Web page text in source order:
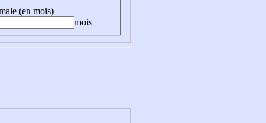
(en mois)
mois